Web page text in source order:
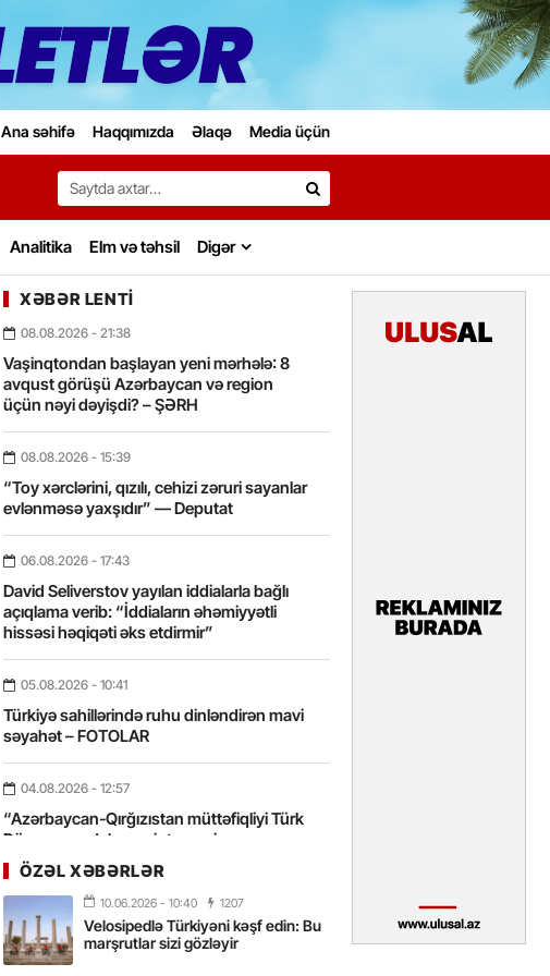
Ana səhifə Haqqımızda Əlaqə Media üçün
Search…
Analitika Elm və təhsil Digər
XƏBƏR LENTI
08.08.2026 - 21:38
Vaşinqtondan başlayan yeni mərhələ: 8
avqust görüşü Azərbaycan və region
üçün nəyi dəyişdi? – ŞƏRH
08.08.2026 - 15:39
“Toy xərclərini, qızılı, cehizi zəruri sayanlar
evlənməsə yaxşıdır” — Deputat
06.08.2026 - 17:43
David Seliverstov yayılan iddialarla bağlı
açıqlama verib: “İddiaların əhəmiyyətli
hissəsi həqiqəti əks etdirmir”
05.08.2026 - 10:41
Türkiyə sahillərində ruhu dinləndirən mavi
səyahət – FOTOLAR
04.08.2026 - 12:57
“Azərbaycan-Qırğızıstan müttəfiqliyi Türk
Dünyasının daha sıx inteqrasiyasına
xidmət edir”
03.08.2026- 10:18
Bosfor Qitələrarası Üzgüçülük Yarışı 38-ci
dəfə keçiriləcək
ÖZƏL XƏBƏRLƏR
10.06.2026 - 10:40 1207
Velosipedlə Türkiyəni kəşf edin: Bu
marşrutlar sizi gözləyir